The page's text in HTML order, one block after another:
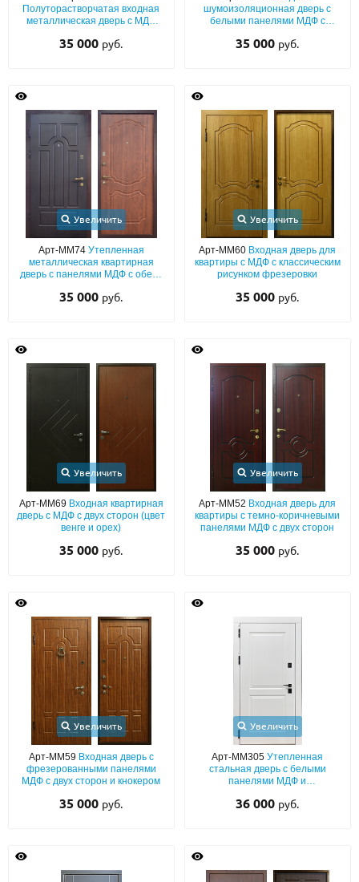
Полуторастворчатая входная
металлическая дверь с МДФ
внутри
35 000 руб.
шумоизоляционная дверь с
белыми панелями МДФ с
35 000 руб.
Увеличить
Арт-ММ74 Утепленная
металлическая квартирная
дверь с панелями МДФ с обеих
35 000 руб.
Увеличить
Арт-ММ60 Входная дверь для
квартиры с МДФ с классическим
рисунком фрезеровки
35 000 руб.
Увеличить
Арт-ММ69 Входная квартирная
дверь с МДФ с двух сторон (цвет
венге и орех)
35 000 руб.
Увеличить
Арт-ММ52 Входная дверь для
квартиры с темно-коричневыми
панелями МДФ с двух сторон
35 000 руб.
Увеличить
Арт-ММ59 Входная дверь с
фрезерованными панелями
МДФ с двух сторон и кнокером
35 000 руб.
Увеличить
Арт-ММ305Утепленная
стальная дверь с белыми
панелями МДФ и
36 000 руб.